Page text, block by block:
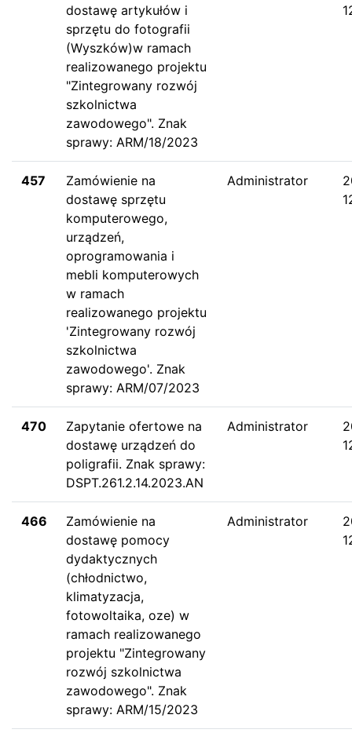
dostawę artykułów i
sprzętu do fotografii
(Wyszków)w ramach
realizowanego projektu
"Zintegrowany rozwój
szkolnictwa
zawodowego". Znak
sprawy: ARM/18/2023
457
Zamówienie na
dostawę sprzętu
komputerowego,
urządzeń,
oprogramowania i
mebli komputerowych
w ramach
realizowanego projektu
'Zintegrowany rozwój
szkolnictwa
zawodowego'. Znak
sprawy: ARM/07/2023
Administrator
470
Zapytanie ofertowe na
dostawę urządzeń do
poligrafii. Znak sprawy:
DSPT.261.2.14.2023.AN
Administrator
466
Zamówienie na
dostawę pomocy
dydaktycznych
(chłodnictwo,
klimatyzacja,
fotowoltaika, oze) w
ramach realizowanego
projektu "Zintegrowany
rozwój szkolnictwa
zawodowego". Znak
sprawy: ARM/15/2023
Administrator